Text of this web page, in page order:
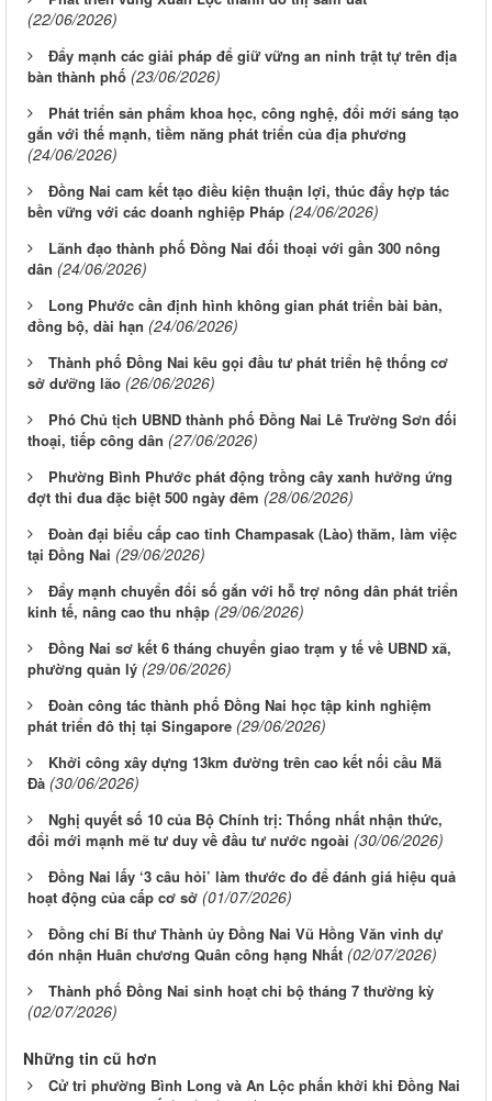
(22/06/2026)
Đẩy mạnh các giải pháp để giữ vững an ninh trật tự trên địa
bàn thành phố (23/06/2026)
Phát triển sản phẩm khoa học, công nghệ, đổi mới sáng tạo
gắn với thế mạnh, tiềm năng phát triển của địa phương
(24/06/2026)
Đồng Nai cam kết tạo điều kiện thuận lợi, thúc đẩy hợp tác
bền vững với các doanh nghiệp Pháp (24/06/2026)
Lãnh đạo thành phố Đồng Nai đối thoại với gần 300 nông
dân (24/06/2026)
Long Phước cần định hình không gian phát triển bài bản,
đồng bộ, dài hạn (24/06/2026)
Thành phố Đồng Nai kêu gọi đầu tư phát triển hệ thống cơ
sở dưỡng lão (26/06/2026)
Phó Chủ tịch UBND thành phố Đồng Nai Lê Trường Sơn đối
thoại, tiếp công dân (27/06/2026)
Phường Bình Phước phát động trồng cây xanh hưởng ứng
đợt thi đua đặc biệt 500 ngày đêm (28/06/2026)
Đoàn đại biểu cấp cao tỉnh Champasak (Lào) thăm, làm việc
tại Đồng Nai (29/06/2026)
Đẩy mạnh chuyển đổi số gắn với hỗ trợ nông dân phát triển
kinh tế, nâng cao thu nhập (29/06/2026)
Đồng Nai sơ kết 6 tháng chuyển giao trạm y tế về UBND xã,
phường quản lý (29/06/2026)
Đoàn công tác thành phố Đồng Nai học tập kinh nghiệm
phát triển đô thị tại Singapore (29/06/2026)
Khởi công xây dựng 13km đường trên cao kết nối cầu Mã
Đà (30/06/2026)
Nghị quyết số 10 của Bộ Chính trị: Thống nhất nhận thức,
đổi mới mạnh mẽ tư duy về đầu tư nước ngoài (30/06/2026)
Đồng Nai lấy ‘3 câu hỏi’ làm thước đo để đánh giá hiệu quả
hoạt động của cấp cơ sở (01/07/2026)
Đồng chí Bí thư Thành ủy Đồng Nai Vũ Hồng Văn vinh dự
đón nhận Huân chương Quân công hạng Nhất (02/07/2026)
Thành phố Đồng Nai sinh hoạt chi bộ tháng 7 thường kỳ
(02/07/2026)
Những tin cũ hơn
Cử tri phường Bình Long và An Lộc phấn khởi khi Đồng Nai